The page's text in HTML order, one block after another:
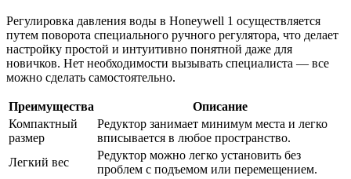
Регулировка давления воды в Honeywell 1 осуществляется
путем поворота специального ручного регулятора, что делает
настройку простой и интуитивно понятной даже для
новичков. Нет необходимости вызывать специалиста — все
можно сделать самостоятельно.
Преимущества
Описание
Компактный
размер
Редуктор занимает минимум места и легко
вписывается в любое пространство.
Легкий вес
Редуктор можно легко установить без
проблем с подъемом или перемещением.